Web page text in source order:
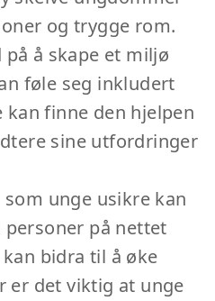
og trygge rom.
å skape et miljø
føle seg inkludert
finne den hjelpen
sine utfordringer
unge usikre kan
på nettet
bidra til å øke
er det viktig at unge